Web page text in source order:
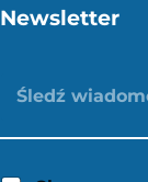
Newsletter